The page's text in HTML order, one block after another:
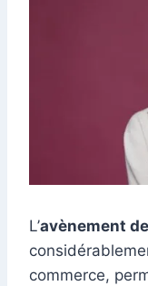
L’avènement
commerce,